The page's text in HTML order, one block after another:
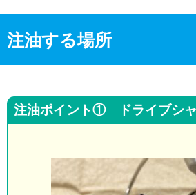
注油する場所
注油ポイント① ドライブシ